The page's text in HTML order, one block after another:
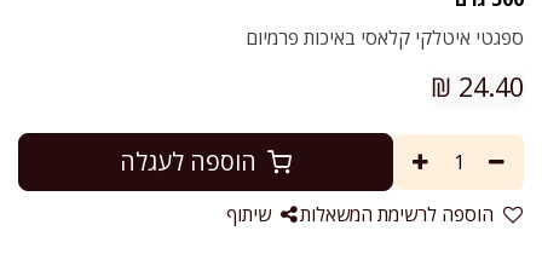
ספגטי איטלקי קלאסי באיכות פרמיום
24.40
₪
הוספה לעגלה
הוספה לרשימת המשאלות שיתוף